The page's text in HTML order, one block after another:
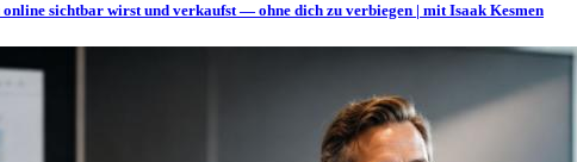
sichtbar wirst und verkaufst — ohne dich zu verbiegen | mit Isaak Kesmen